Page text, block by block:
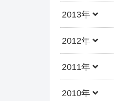
2013年
2012年
2011年
2010年